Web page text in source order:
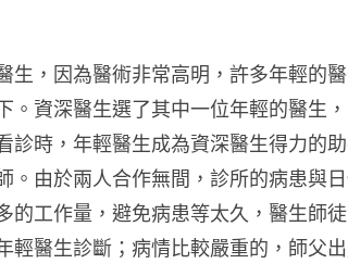
生，因為醫術非常高明，許多年輕的
。資深醫生選了其中一位年輕的醫生
診時，年輕醫生成為資深醫生得力的
。由於兩人合作無間，診所的病患與
的工作量，避免病患等太久，醫生師
輕醫生診斷；病情比較嚴重的，師父出